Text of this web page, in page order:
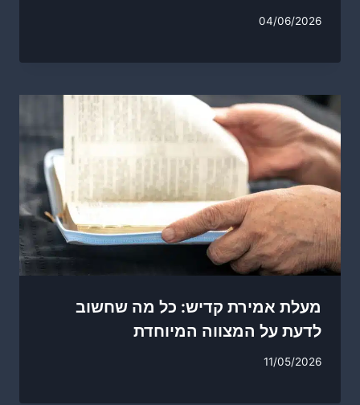
04/06/2026
מעלת אמירת קדיש: כל מה שחשוב
לדעת על המצווה המיוחדת
11/05/2026